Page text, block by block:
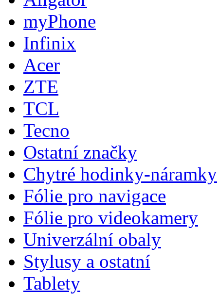
myPhone
Infinix
Acer
ZTE
TCL
Tecno
Ostatní značky
Chytré hodinky-náramky
Fólie pro navigace
Fólie pro videokamery
Univerzální obaly
Stylusy a ostatní
Tablety